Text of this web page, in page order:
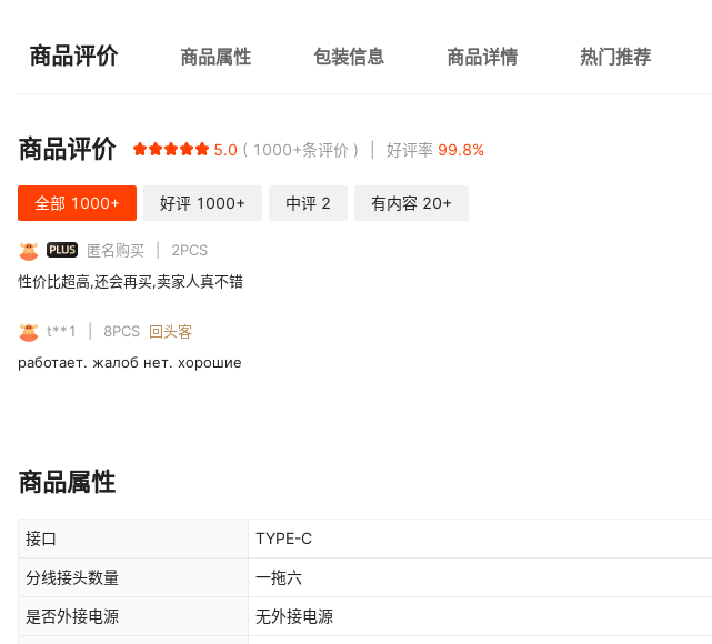
商品评价 商品属性 包装信息 商品详情 热门推荐
商品评价 5.0 1000+条评价 好评率 99.8%
全部 1000+ 好评 1000+ 中评 2 有内容 20+
PLUS 匿名购买 2PCS
性价比超高,还会再买,卖家人真不错
t**1 8PCS 回头客
работает. жалоб нет. хорошие
商品属性
接口 TYPE-C
分线接头数量 一拖六
是否外接电源 无外接电源